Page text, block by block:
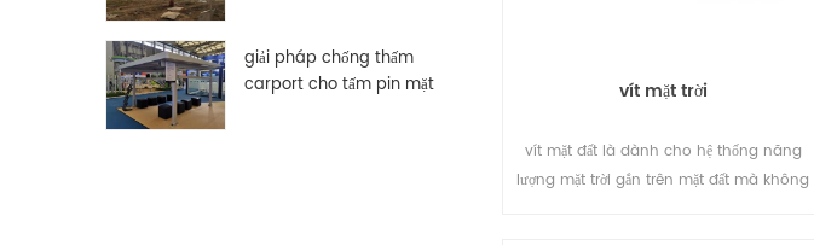
giải pháp chống thấm
carport cho tấm pin mặt
vít mặt trời
vít mặt đất là dành cho hệ thống năng
lượng mặt trời gắn trên mặt đất mà không